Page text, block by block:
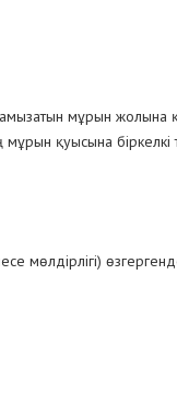
мұрын
мұрын қуысына
мөлдірлігі)